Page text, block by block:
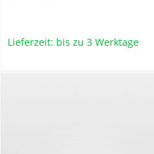
Lieferzeit: bis zu 3 Werktage